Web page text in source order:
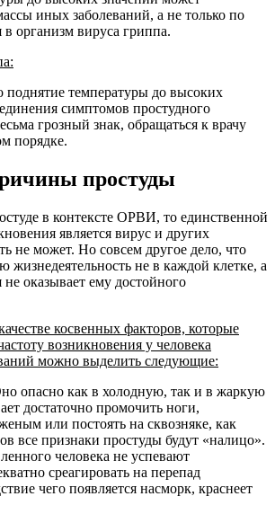
иных заболеваний, а не только по
организм вируса гриппа.
температуры до высоких
симптомов простудного
грозный знак, обращаться к врачу
порядке.
простуды
в контексте ОРВИ, то единственной
является вирус и других
не может. Но совсем другое дело, что
жизнедеятельность не в каждой клетке, а
оказывает ему достойного
косвенных факторов, которые
возникновения у человека
можно выделить следующие:
опасно как в холодную, так и в жаркую
достаточно промочить ноги,
или постоять на сквозняке, как
все признаки простуды будут «налицо».
человека не успевают
среагировать на перепад
чего появляется насморк, краснеет